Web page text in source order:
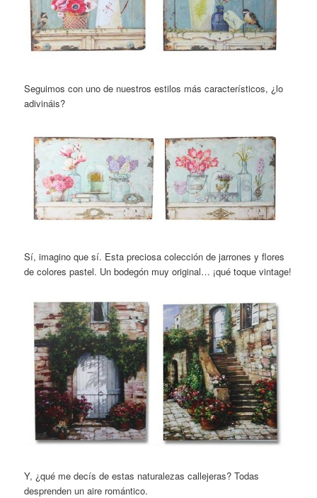
Seguimos con uno de nuestros estilos más característicos, ¿lo
adivináis?
Sí, imagino que sí. Esta preciosa colección de jarrones y flores
de colores pastel. Un bodegón muy original… ¡qué toque vintage!
Y, ¿qué me decís de estas naturalezas callejeras? Todas
desprenden un aire romántico.